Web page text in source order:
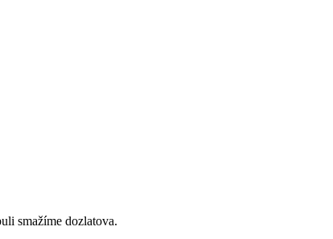
smažíme dozlatova.